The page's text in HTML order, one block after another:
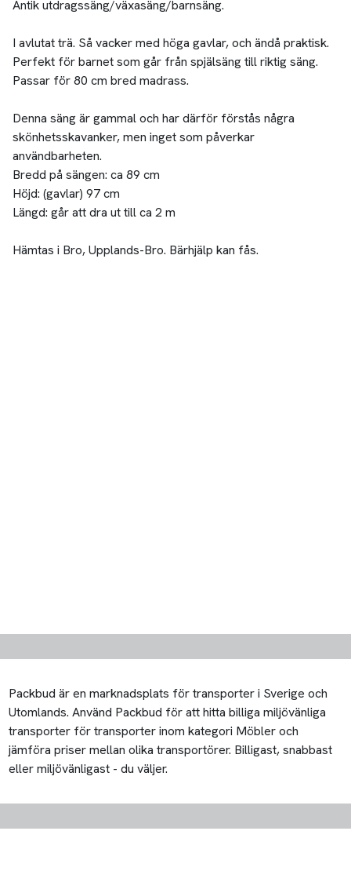
Antik utdragssäng/växasäng/barnsäng.
I avlutat trä. Så vacker med höga gavlar, och ändå praktisk.
Perfekt för barnet som går från spjälsäng till riktig säng.
Passar för 80 cm bred madrass.
Denna säng är gammal och har därför förstås några
skönhetsskavanker, men inget som påverkar
användbarheten.
Bredd på sängen: ca 89 cm
Höjd: (gavlar) 97 cm
Längd: går att dra ut till ca 2 m
Hämtas i Bro, Upplands-Bro. Bärhjälp kan fås.
Packbud är en marknadsplats för transporter i Sverige och
Utomlands. Använd Packbud för att hitta billiga miljövänliga
transporter för transporter inom kategori Möbler och
jämföra priser mellan olika transportörer. Billigast, snabbast
eller miljövänligast - du väljer.